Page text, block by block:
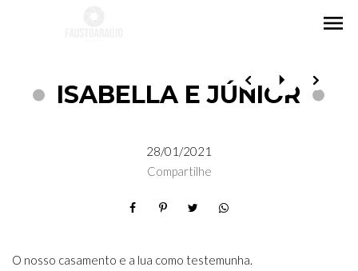
menu
ISABELLA E JÚNIOR
28/01/2021
Compartilhe
O nosso casamento e a lua como testemunha.